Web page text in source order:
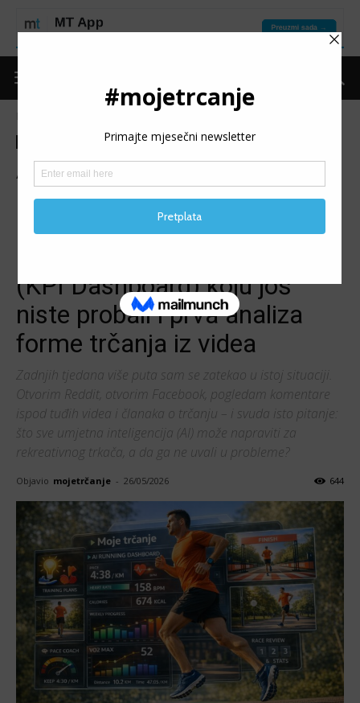
Izdvojeno Ostalo Put do forme Teme
AI ZA TRKAČA BEZ
PROFESIONALNOG TIMA:
Pregled najvažnijih primjena,
(KPI Dashboard) koju još
niste probali i prva analiza
forme trčanja iz videa
Zadnjih tjedana više puta sam se zatekao u istoj situaciji.
Otvorim Reddit, otvorim Facebook, pogledam komentare
ispod tuđih videa i članaka o trčanju – i svuda isto pitanje:
što sve umjetna inteligencija (AI) može napraviti za
rekreativnog trkača, a da ga ne uvali u probleme?
Objavio mojetrčanje - 26/05/2026 644